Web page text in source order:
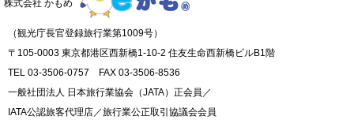
株式会社 かもめ
（観光庁長官登録旅行業第1009号）
〒105-0003 東京都港区西新橋1-10-2 住友生命西新橋ビルB1階
TEL 03-3506-0757 FAX 03-3506-8536
一般社団法人 日本旅行業協会（JATA）正会員／
IATA公認旅客代理店／旅行業公正取引協議会会員